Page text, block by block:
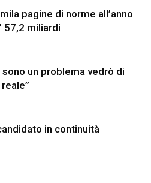
pagine di norme all’anno
57,2 miliardi
sono un problema vedrò di
in continuità